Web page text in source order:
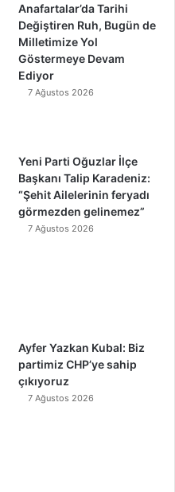
Anafartalar’da Tarihi
Değiştiren Ruh, Bugün de
Milletimize Yol
Göstermeye Devam
Ediyor
7 Ağustos 2026
Yeni Parti Oğuzlar İlçe
Başkanı Talip Karadeniz:
“Şehit Ailelerinin feryadı
görmezden gelinemez”
7 Ağustos 2026
Ayfer Yazkan Kubal: Biz
partimiz CHP’ye sahip
çıkıyoruz
7 Ağustos 2026